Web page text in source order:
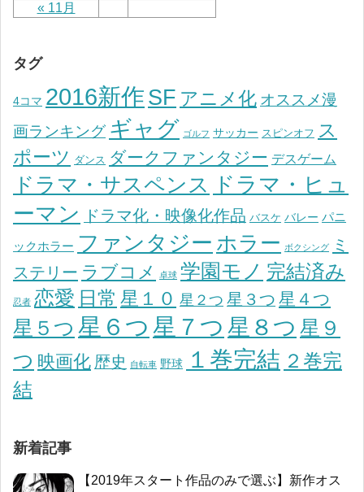
« 11月
タグ
4コマ 2016新作SF アニメ化 オススメ漫
画ランキング ギャグ ゴルフ サッカー スピンオフ ス
ポーツ ダンス ダークファンタジー デスゲーム
ドラマ・サスペンス ドラマ・ヒュ
ーマン
ドラマ化・映像化作品 バスケ バレー パニ
ックホラー ファンタジー ホラー ボクシング
ミ
ステリー ラブコメ 卓球 学園モノ 完結済み
忍者 恋愛 日常 星１０ 星２つ 星３つ 星４つ
星５つ 星６つ 星７つ 星８つ 星９
つ 映画化 歴史 自転車 野球 １巻完結 ２巻完
結
新着記事
【2019年スタート作品のみで選ぶ】新作オス